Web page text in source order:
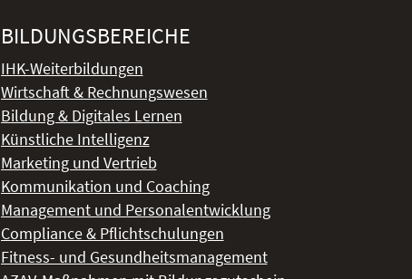
BILDUNGSBEREICHE
IHK-Weiterbildungen
Wirtschaft & Rechnungswesen
Bildung & Digitales Lernen
Künstliche Intelligenz
Marketing und Vertrieb
Kommunikation und Coaching
Management und Personalentwicklung
Compliance & Pflichtschulungen
Fitness- und Gesundheitsmanagement